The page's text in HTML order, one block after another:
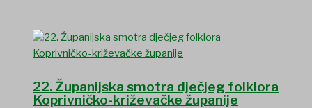
22. Županijska smotra dječjeg folklora
Koprivničko-križevačke županije